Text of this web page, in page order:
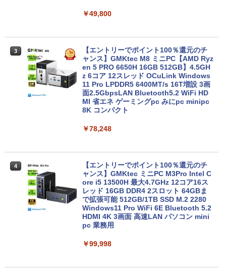
B ラベンダーパープル 11型Androidタブ
レット 6GB/128GB/WiFi VHU5864JP
￥29,981
【P最大15倍還元】2025年新生活応援！
定済 Win11搭載 インテル第13世代CPU
ライン授業対応 軽量ノートPC 14Q8F
￥31,980
DELL Inspiron15 5583 Windows11 64
bit WEBカメラ HDMI テンキー Core i7 8
D1TB 無線LAN DVDマルチ A4サイズ フ
￥49,800
3
【エントリーでポイント100％還元のチ
ャンス】GMKtec M8 ミニPC【AMD Ryz
en 5 PRO 6650H 16GB 512GB】4.5GH
z 6コア 12スレッド OCuLink Windows
11 Pro LPDDR5 6400MT/s 16T増設 3画
面2.5GbpsLAN Bluetooth5.2 WiFi HD
MI 省エネ ゲーミングpc みにpc minipc
8K コンパクト
￥78,248
4
【エントリーでポイント100％還元のチ
ャンス】GMKtec ミニPC M3Pro Intel C
ore i5 13500H 最大4.7GHz 12コア16ス
レッド 16GB DDR4 2スロット 64GBま
で拡張可能 512GB/1TB SSD M.2 2280
Windows11 Pro WiFi 6E Bluetooth 5.2
HDMI 4K 3画面 高速LAN パソコン mini
pc 業務用
￥99,998